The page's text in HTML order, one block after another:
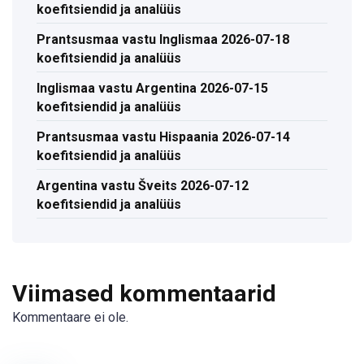
koefitsiendid ja analüüs
Prantsusmaa vastu Inglismaa 2026-07-18
koefitsiendid ja analüüs
Inglismaa vastu Argentina 2026-07-15
koefitsiendid ja analüüs
Prantsusmaa vastu Hispaania 2026-07-14
koefitsiendid ja analüüs
Argentina vastu Šveits 2026-07-12
koefitsiendid ja analüüs
Viimased kommentaarid
Kommentaare ei ole.